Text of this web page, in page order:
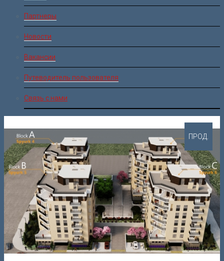
Партнеры
Новости
Вакансии
Путеводитель пользователя
Связь с нами
ПРОД.